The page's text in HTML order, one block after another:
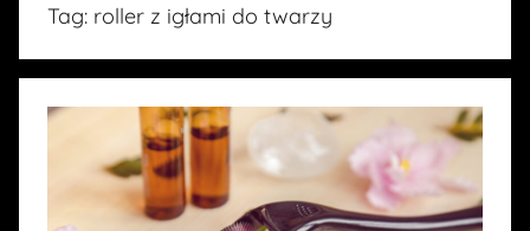
Tag: roller z igłami do twarzy